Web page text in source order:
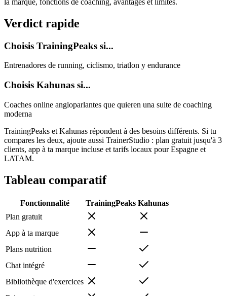
Verdict rapide
Choisis TrainingPeaks si...
Entrenadores de running, ciclismo, triatlon y endurance
Choisis Kahunas si...
Coaches online angloparlantes que quieren una suite de coaching
moderna
TrainingPeaks et Kahunas répondent à des besoins différents. Si tu
compares les deux, ajoute aussi TrainerStudio : plan gratuit jusqu'à 3
clients, app à ta marque incluse et tarifs locaux pour Espagne et
LATAM.
Tableau comparatif
Fonctionnalité TrainingPeaks Kahunas
Plan gratuit
App à ta marque
Plans nutrition
Chat intégré
Bibliothèque d'exercices